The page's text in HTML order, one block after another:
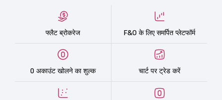
फ्लैट ब्रोकरेज F&O के लिए समर्पित प्लेटफॉर्म
0 अकाउंट खोलने का शुल्क चार्ट पर ट्रेड करें